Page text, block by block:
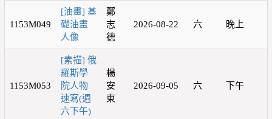
1153M049
[油畫] 基
礎油畫
人像
鄭
志
德
2026-08-22 六 晚上
1153M053
[素描] 俄
羅斯學
院人物
速寫(週
六下午)
楊
安
東
2026-09-05 六 下午